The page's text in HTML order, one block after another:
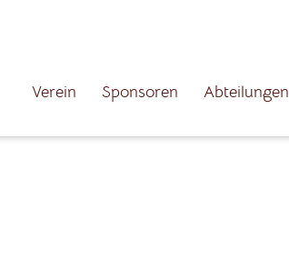
Verein Sponsoren Abteilungen